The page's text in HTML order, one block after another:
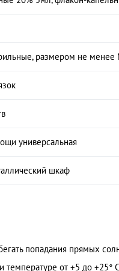
размером не
универсальная
шкаф
попадания прямых
температуре от +5 до +25°